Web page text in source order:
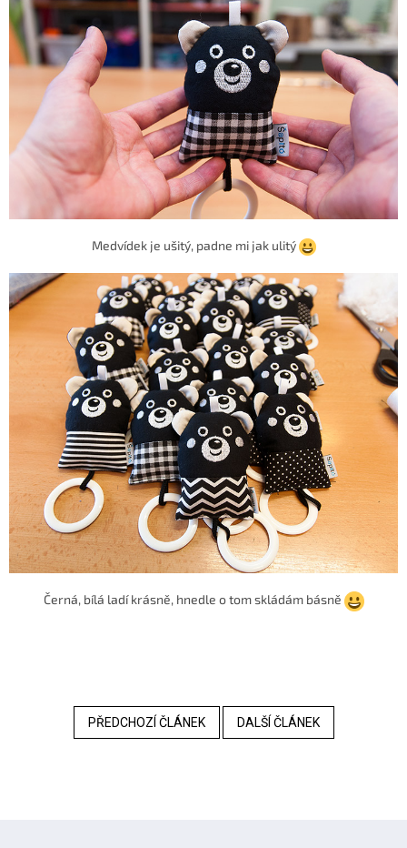
Medvídek je ušitý, padne mi jak ulitý
Černá, bílá ladí krásně, hnedle o tom skládám básně
PŘEDCHOZÍ ČLÁNEK DALŠÍ ČLÁNEK